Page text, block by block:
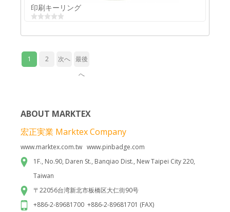
印刷キーリング
1 2 次へ 最後
へ
ABOUT MARKTEX
宏正実業 Marktex Company
www.marktex.com.tw www.pinbadge.com
1F., No.90, Daren St., Banqiao Dist., New Taipei City 220,
Taiwan
〒22056台湾新北市板橋区大仁街90号
+886-2-89681700 +886-2-89681701 (FAX)